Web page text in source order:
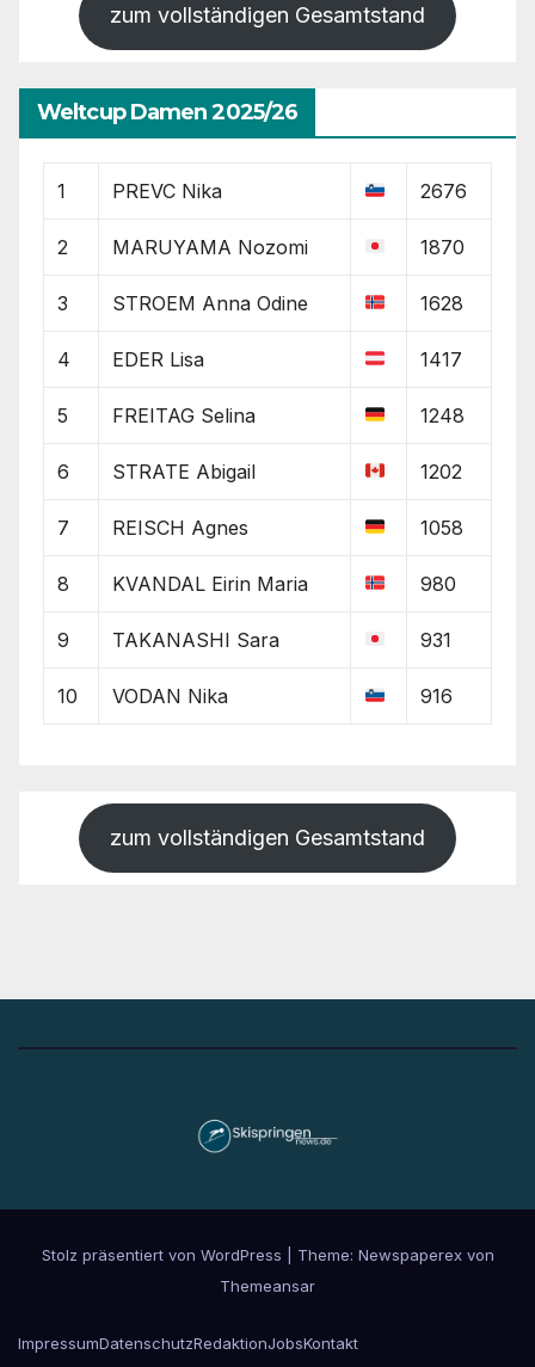
zum vollständigen Gesamtstand
Weltcup Damen 2025/26
1 PREVC Nika 2676
2 MARUYAMA Nozomi 1870
3 STROEM Anna Odine 1628
4 EDER Lisa 1417
5 FREITAG Selina 1248
6 STRATE Abigail 1202
7 REISCH Agnes 1058
8 KVANDAL Eirin Maria 980
9 TAKANASHI Sara 931
10 VODAN Nika 916
zum vollständigen Gesamtstand
Stolz präsentiert von WordPress
Theme: Newspaperex von
Themeansar
ImpressumDatenschutzRedaktionJobsKontakt